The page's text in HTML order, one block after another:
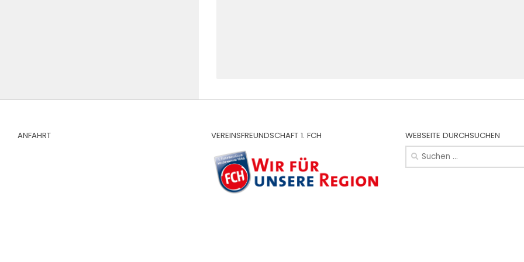
ANFAHRT VEREINSFREUNDSCHAFT 1. FCH WEBSEITE DURCHSUCHEN
Suchen
nach: